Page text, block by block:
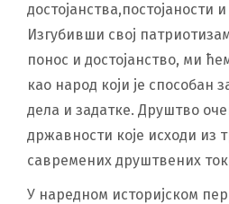
достојанства,постојаности
Изгубивши свој
понос и достојанство, ми
као народ који је способан
дела и задатке. Друштво
државности које исходи из
савремених друштвених
У наредном историјском